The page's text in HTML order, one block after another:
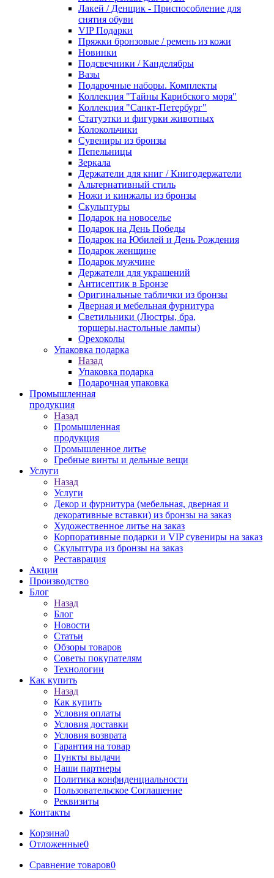
Лакей / Денщик - Приспособление для
снятия обуви
VIP Подарки
Пряжки бронзовые / ремень из кожи
Новинки
Подсвечники / Канделябры
Вазы
Подарочные наборы. Комплекты
Коллекция "Тайны Карибского моря"
Коллекция "Санкт-Петербург"
Статуэтки и фигурки животных
Колокольчики
Сувениры из бронзы
Пепельницы
Зеркала
Держатели для книг / Книгодержатели
Альтернативный стиль
Ножи и кинжалы из бронзы
Скульптуры
Подарок на новоселье
Подарок на День Победы
Подарок на Юбилей и День Рождения
Подарок женщине
Подарок мужчине
Держатели для украшений
Антисептик в Бронзе
Оригинальные таблички из бронзы
Дверная и мебельная фурнитура
Светильники (Люстры, бра,
торшеры,настольные лампы)
Орехоколы
Упаковка подарка
Назад
Упаковка подарка
Подарочная упаковка
Промышленная
продукция
Назад
Промышленная
продукция
Промышленное литье
Гребные винты и дельные вещи
Услуги
Назад
Услуги
Декор и фурнитура (мебельная, дверная и
декоративные вставки) из бронзы на заказ
Художественное литье на заказ
Корпоративные подарки и VIP сувениры на заказ
Скульптура из бронзы на заказ
Реставрация
Акции
Производство
Блог
Назад
Блог
Новости
Статьи
Обзоры товаров
Советы покупателям
Технологии
Как купить
Назад
Как купить
Условия оплаты
Условия доставки
Условия возврата
Гарантия на товар
Пункты выдачи
Наши партнеры
Политика конфиденциальности
Пользовательское Соглашение
Реквизиты
Контакты
Корзина0
Отложенные0
Сравнение товаров0